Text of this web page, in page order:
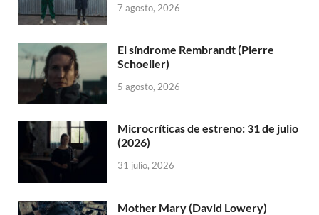
7 agosto, 2026
El síndrome Rembrandt (Pierre
Schoeller)
5 agosto, 2026
Microcríticas de estreno: 31 de julio
(2026)
31 julio, 2026
Mother Mary (David Lowery)